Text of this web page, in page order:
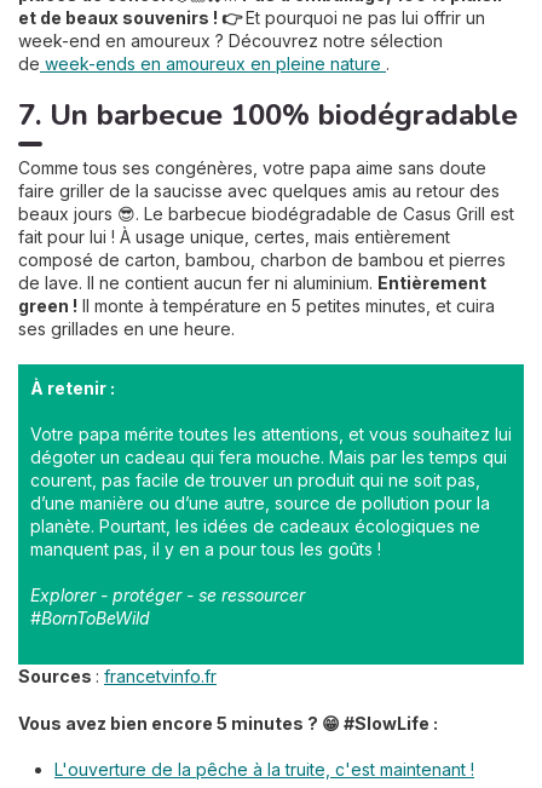
et de beaux souvenirs ! 👉 Et pourquoi ne pas lui offrir un
week-end en amoureux ? Découvrez notre sélection
de week-ends en amoureux en pleine nature .
7. Un barbecue 100% biodégradable
Comme tous ses congénères, votre papa aime sans doute
faire griller de la saucisse avec quelques amis au retour des
beaux jours 😎. Le barbecue biodégradable de Casus Grill est
fait pour lui ! À usage unique, certes, mais entièrement
composé de carton, bambou, charbon de bambou et pierres
de lave. Il ne contient aucun fer ni aluminium. Entièrement
green ! Il monte à température en 5 petites minutes, et cuira
ses grillades en une heure.
À retenir :
Votre papa mérite toutes les attentions, et vous souhaitez lui
dégoter un cadeau qui fera mouche. Mais par les temps qui
courent, pas facile de trouver un produit qui ne soit pas,
d’une manière ou d’une autre, source de pollution pour la
planète. Pourtant, les idées de cadeaux écologiques ne
manquent pas, il y en a pour tous les goûts !
Explorer - protéger - se ressourcer
#BornToBeWild
Sources : francetvinfo.fr
Vous avez bien encore 5 minutes ? 😁 #SlowLife :
L'ouverture de la pêche à la truite, c'est maintenant !